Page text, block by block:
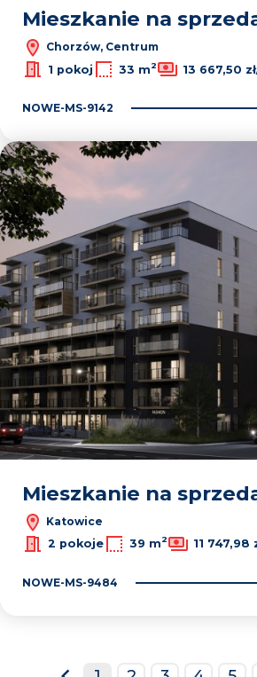
Mieszkanie na
Chorzów, Centrum
1 pokoj
33 m2 13 667,50
NOWE-MS-9142
Mieszkanie na
Katowice
2 pokoje
39 m2 11 747,98
NOWE-MS-9484